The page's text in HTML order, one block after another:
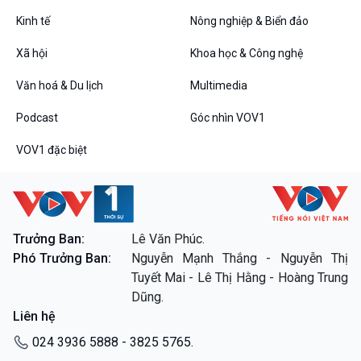
360 độ Sức khỏe
Tài nguyên và Môi trường
Chuyên gia của bạn
Xã hội chuyển động
Bước chân đến trường
Kết nối công nghệ
khí hậu
Văn hoá & Du lịch
Chát với người nổi tiếng
Câu chuyện Thể thao
Podcast
Góc nhìn VOV1
Bình luận
Kinh tế Nông nghiệp & Biển đảo
Xã hội Khoa học & Công nghệ
Văn hoá & Du lịch Multimedia
Podcast Góc nhìn VOV1
VOV1 đặc biệt
Trưởng Ban:
Lê Văn Phúc.
Phó Trưởng Ban:
Nguyễn Mạnh Thắng - Nguyễn Thị
Tuyết Mai - Lê Thị Hằng - Hoàng Trung
Dũng.
Liên hệ
024 3936 5888 - 3825 5765.